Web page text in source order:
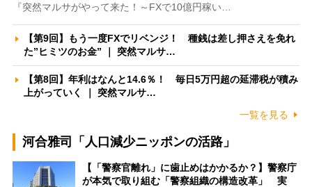
『突然マルサがやって来た！～FXで10億円稼い…
【第9回】もう一度FXでリベンジ！ 種銭は差し押さえを免れ
た”ヒミツのお金” ｜ 突然マルサ…
【第8回】年利はなんと14.6％！ 毎日5万円超の延滞税が積み
上がっていく ｜ 突然マルサ…
一覧を見る
河合雅司「人口減少ニッポンの活路」
【「警察官離れ」に歯止めはかかるか？】警察庁
が本気で取り組む「警察組織の構造改革」 実